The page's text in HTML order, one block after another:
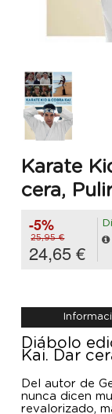
Karate
cera,
-5%
25,95 €
24,65 €
Diábolo
Kai. Dar
Del autor de
nunca dicen
revalorizado,